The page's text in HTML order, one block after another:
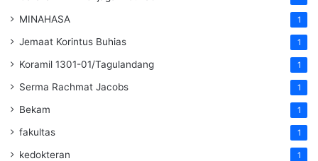
MINAHASA 1
Jemaat Korintus Buhias 1
Koramil 1301-01/Tagulandang 1
Serma Rachmat Jacobs 1
Bekam 1
fakultas 1
kedokteran 1